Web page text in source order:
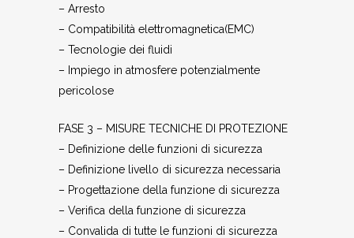
– Arresto
– Compatibilità elettromagnetica(EMC)
– Tecnologie dei fluidi
– Impiego in atmosfere potenzialmente
pericolose
FASE 3 – MISURE TECNICHE DI PROTEZIONE
– Definizione delle funzioni di sicurezza
– Definizione livello di sicurezza necessaria
– Progettazione della funzione di sicurezza
– Verifica della funzione di sicurezza
– Convalida di tutte le funzioni di sicurezza